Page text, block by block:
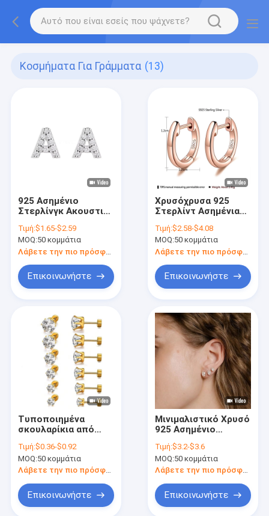
Κοσμήματα Για Γράμματα (13)
925 Ασημένιο
Στερλίνγκ Ακουστικά
Κοσμήματα
Ακουστικά
Ακουστικά με Ροδίου
για Γυναίκες
Τιμή:$1.65-$2.59
MOQ:50 κομμάτια
Λάβετε την πιο πρόσφατη τιμή
Επικοινωνήστε
Χρυσόχρυσα 925
Στερλίντ Ασημένια
Χρυσαφίδα
Χρυσόχρυσα
Χρυσαφίδα Χούπ
Χούγκι Μικρόχρυσα
Χρυσαφίδια Γυναίκες
Κοσμήματα
Τιμή:$2.58-$4.08
MOQ:50 κομμάτια
Επικοινωνήστε
Τυποποιημένα
σκουλαρίκια από
λεπτή βελόνα από
ανοξείδωτο χάλυβα
Στρογγυλό 18k
σκουλαρίκια από
ζιρκόνιο
Τιμή:$0.36-$0.92
MOQ:50 κομμάτια
Λάβετε την πιο πρόσφατη τιμή
Επικοινωνήστε
Μινιμαλιστικό Χρυσό
925 Ασημένιο
Πλακέτο Ακουστικά
925 Λάμψη Ασημένια
Καρδιά Πλακέτα
Τιμή:$3.2-$3.6
MOQ:50 κομμάτια
Επικοινωνήστε